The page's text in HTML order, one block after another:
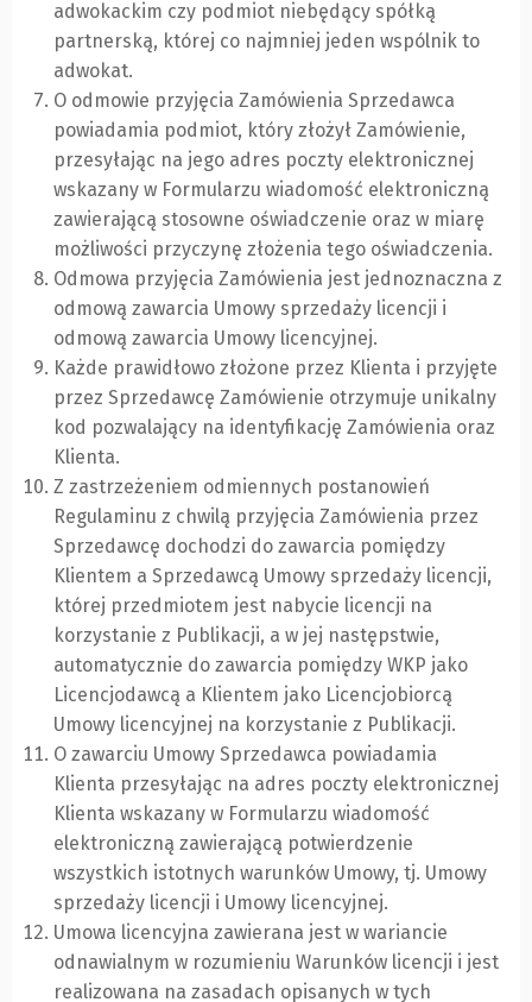
adwokackim czy podmiot niebędący spółką
partnerską, której co najmniej jeden wspólnik to
adwokat.
O odmowie przyjęcia Zamówienia Sprzedawca
powiadamia podmiot, który złożył Zamówienie,
przesyłając na jego adres poczty elektronicznej
wskazany w Formularzu wiadomość elektroniczną
zawierającą stosowne oświadczenie oraz w miarę
możliwości przyczynę złożenia tego oświadczenia.
Odmowa przyjęcia Zamówienia jest jednoznaczna z
odmową zawarcia Umowy sprzedaży licencji i
odmową zawarcia Umowy licencyjnej.
Każde prawidłowo złożone przez Klienta i przyjęte
przez Sprzedawcę Zamówienie otrzymuje unikalny
kod pozwalający na identyfikację Zamówienia oraz
Klienta.
Z zastrzeżeniem odmiennych postanowień
Regulaminu z chwilą przyjęcia Zamówienia przez
Sprzedawcę dochodzi do zawarcia pomiędzy
Klientem a Sprzedawcą Umowy sprzedaży licencji,
której przedmiotem jest nabycie licencji na
korzystanie z Publikacji, a w jej następstwie,
automatycznie do zawarcia pomiędzy WKP jako
Licencjodawcą a Klientem jako Licencjobiorcą
Umowy licencyjnej na korzystanie z Publikacji.
O zawarciu Umowy Sprzedawca powiadamia
Klienta przesyłając na adres poczty elektronicznej
Klienta wskazany w Formularzu wiadomość
elektroniczną zawierającą potwierdzenie
wszystkich istotnych warunków Umowy, tj. Umowy
sprzedaży licencji i Umowy licencyjnej.
Umowa licencyjna zawierana jest w wariancie
odnawialnym w rozumieniu Warunków licencji i jest
realizowana na zasadach opisanych w tych